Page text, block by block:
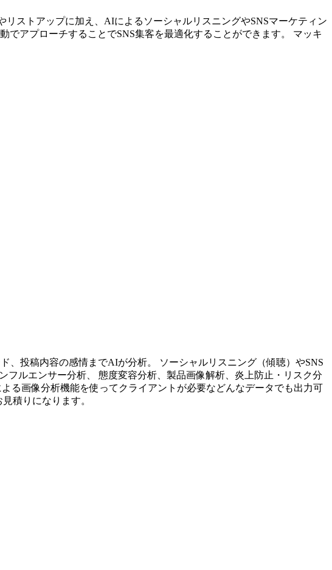
ストアップに加え、AIによるソーシャルリスニングやSNSマーケティン
アプローチすることでSNS集客を最適化することができます。 マッキ
、投稿内容の感情までAIが分析。 ソーシャルリスニング（傾聴）やSNS
ルエンサー分析、 態度変容分析、製品画像解析、炎上防止・リスク分
る画像分析機能を使ってクライアントが必要などんなデータでも出力可
積りになります。